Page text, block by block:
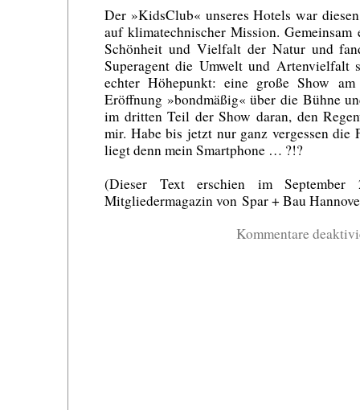
Der »KidsClub« unseres Hotels war
auf klimatechnischer Mission.
Schönheit und Vielfalt der Natur und
Superagent die Umwelt und Artenvielfalt
echter Höhepunkt: eine große Show
Eröffnung »bondmäßig« über die Bühne
im dritten Teil der Show daran, den
mir. Habe bis jetzt nur ganz vergessen die
liegt denn mein Smartphone … ?!?
(Dieser Text erschien im
Mitgliedermagazin von Spar + Bau
Kommentare